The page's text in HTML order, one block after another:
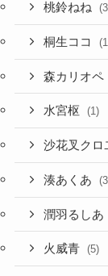
桃鈴ねね
桐生ココ
森カリオペ
水宮枢 (1)
沙花叉クロ
湊あくあ
潤羽るしあ
火威青 (5)